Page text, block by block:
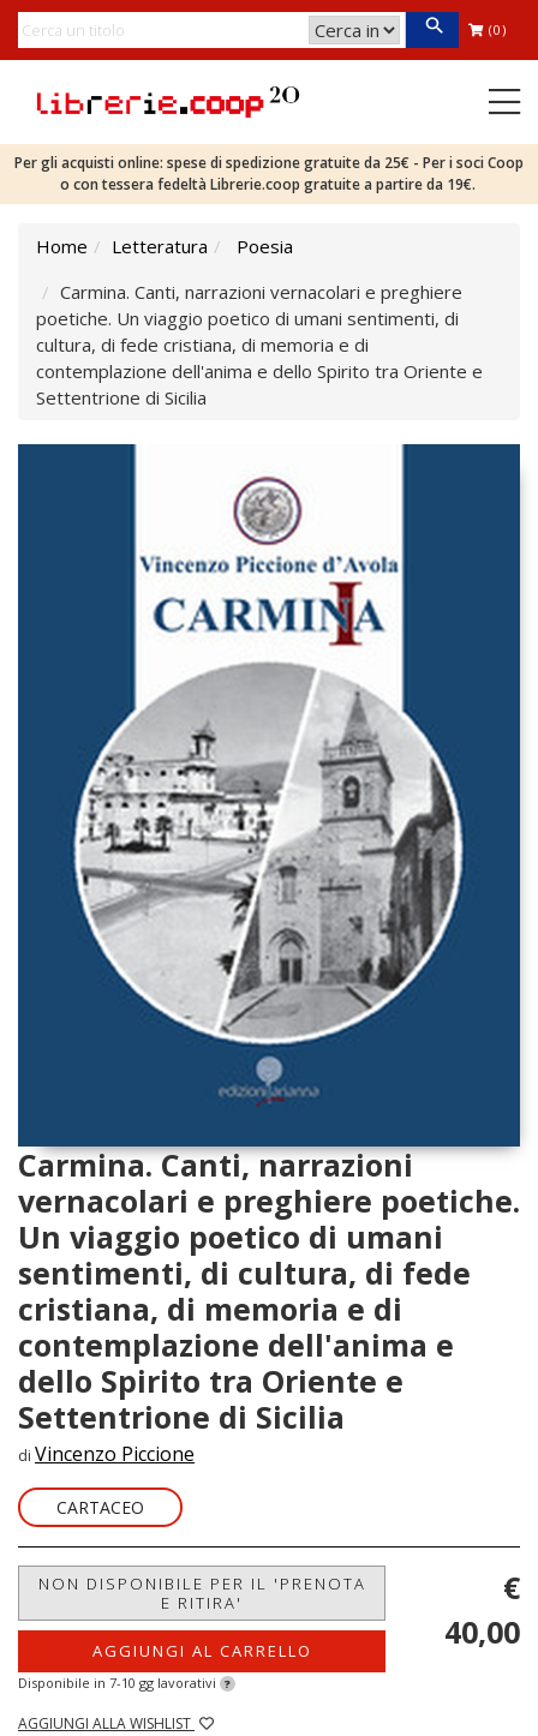
(0)
Per gli acquisti online: spese di spedizione gratuite da 25€ - Per i soci Coop
o con tessera fedeltà Librerie.coop gratuite a partire da 19€.
Home Letteratura
Poesia
Carmina. Canti, narrazioni vernacolari e preghiere
poetiche. Un viaggio poetico di umani sentimenti, di
cultura, di fede cristiana, di memoria e di
contemplazione dell'anima e dello Spirito tra Oriente e
Settentrione di Sicilia
Carmina. Canti, narrazioni
vernacolari e preghiere poetiche.
Un viaggio poetico di umani
sentimenti, di cultura, di fede
cristiana, di memoria e di
contemplazione dell'anima e
dello Spirito tra Oriente e
Settentrione di Sicilia
di Vincenzo Piccione
CARTACEO
NON DISPONIBILE PER IL 'PRENOTA
E RITIRA'
AGGIUNGI AL CARRELLO
Disponibile in 7-10 gg lavorativi ?
AGGIUNGI ALLA WISHLIST
€
40,00